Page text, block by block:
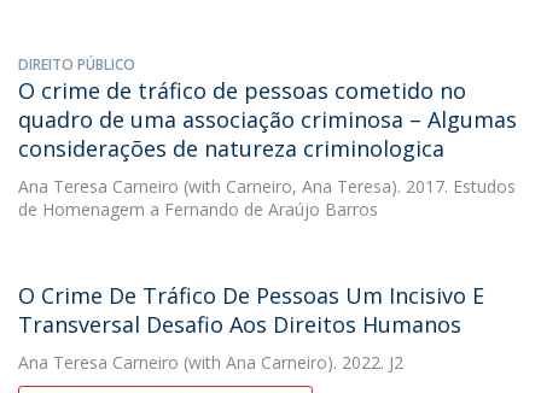
DIREITO PÚBLICO
O crime de tráfico de pessoas cometido no
quadro de uma associação criminosa – Algumas
considerações de natureza criminologica
Ana Teresa Carneiro (with Carneiro, Ana Teresa). 2017. Estudos
de Homenagem a Fernando de Araújo Barros
O Crime De Tráfico De Pessoas Um Incisivo E
Transversal Desafio Aos Direitos Humanos
Ana Teresa Carneiro (with Ana Carneiro). 2022. J2